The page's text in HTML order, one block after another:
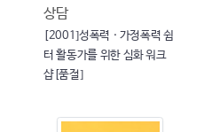
상담
[2001]성폭력 · 가정폭력 쉼
터 활동가를 위한 심화 워크
샵[품절]